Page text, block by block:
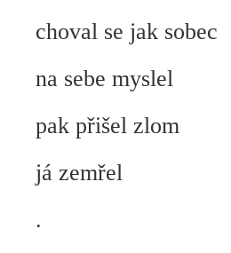
choval se jak sobec
na sebe myslel
pak přišel zlom
já zemřel
.